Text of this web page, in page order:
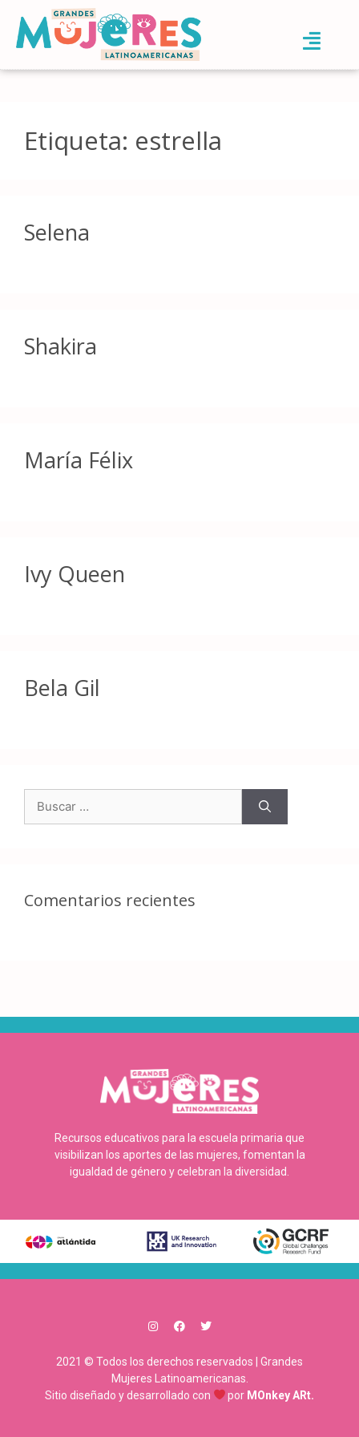
Etiqueta: estrella
Selena
Shakira
María Félix
Ivy Queen
Bela Gil
Comentarios recientes
Recursos educativos para la escuela primaria que
visibilizan los aportes de las mujeres, fomentan la
igualdad de género y celebran la diversidad.
2021 © Todos los derechos reservados | Grandes
Mujeres Latinoamericanas.
Sitio diseñado y desarrollado con
por MOnkey ARt.